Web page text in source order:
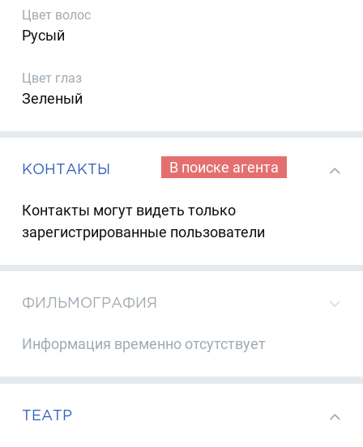
Цвет волос
Русый
Цвет глаз
Зеленый
КОНТАКТЫ В поиске агента
Контакты могут видеть только
зарегистрированные пользователи
ФИЛЬМОГРАФИЯ
Информация временно отсутствует
ТЕАТР